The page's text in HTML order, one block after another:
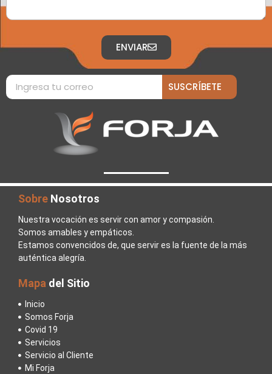
ENVIAR
SUSCRÍBETE
Sobre Nosotros
Nuestra vocación es servir con amor y compasión.
Somos amables y empáticos.
Estamos convencidos de, que servir es la fuente de la más
auténtica alegría.
Mapa del Sitio
Inicio
Somos Forja
Covid 19
Servicios
Servicio al Cliente
Mi Forja